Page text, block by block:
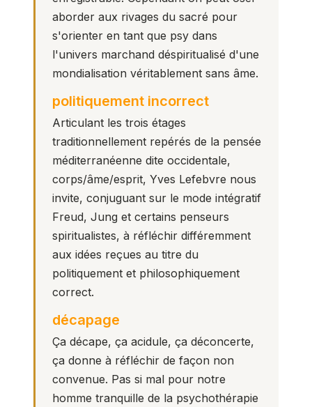
aborder aux rivages du sacré pour
s'orienter en tant que psy dans
l'univers marchand déspiritualisé d'une
mondialisation véritablement sans âme.
politiquement incorrect
Articulant les trois étages
traditionnellement repérés de la pensée
méditerranéenne dite occidentale,
corps/âme/esprit, Yves Lefebvre nous
invite, conjuguant sur le mode intégratif
Freud, Jung et certains penseurs
spiritualistes, à réfléchir différemment
aux idées reçues au titre du
politiquement et philosophiquement
correct.
décapage
Ça décape, ça acidule, ça déconcerte,
ça donne à réfléchir de façon non
convenue. Pas si mal pour notre
homme tranquille de la psychothérapie